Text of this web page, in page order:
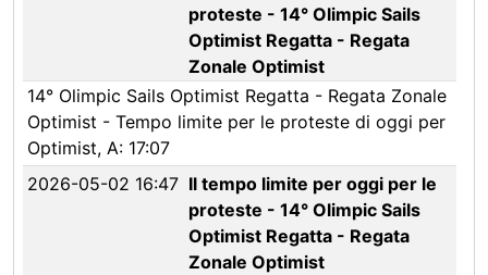
proteste - 14° Olimpic Sails
Optimist Regatta - Regata
Zonale Optimist
14° Olimpic Sails Optimist Regatta - Regata Zonale
Optimist - Tempo limite per le proteste di oggi per
Optimist, A: 17:07
2026-05-02 16:47 Il tempo limite per oggi per le
proteste - 14° Olimpic Sails
Optimist Regatta - Regata
Zonale Optimist